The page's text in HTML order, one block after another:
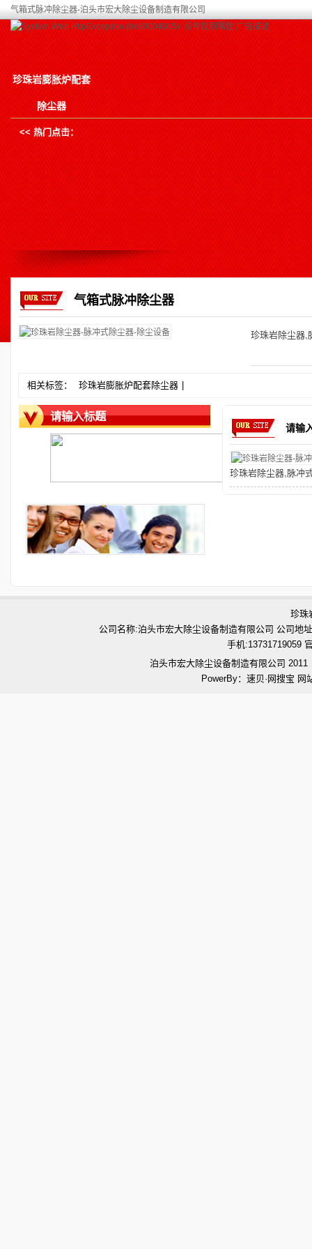
气箱式脉冲除尘器-泊头市宏大除尘设备制造有限公司
珍珠岩膨胀炉配套
除尘器
<< 热门点击：
气箱式脉冲除尘器
珍珠岩除尘器,
相关标签： 珍珠岩膨胀炉配套除尘器
请输
珍珠岩除尘器,脉冲
请输入标题
珍珠
公司名称:泊头市宏大除尘设备制造有限公司 公司地
手机:13731719059
泊头市宏大除尘设备制造有限公司
PowerBy：速贝·网搜宝